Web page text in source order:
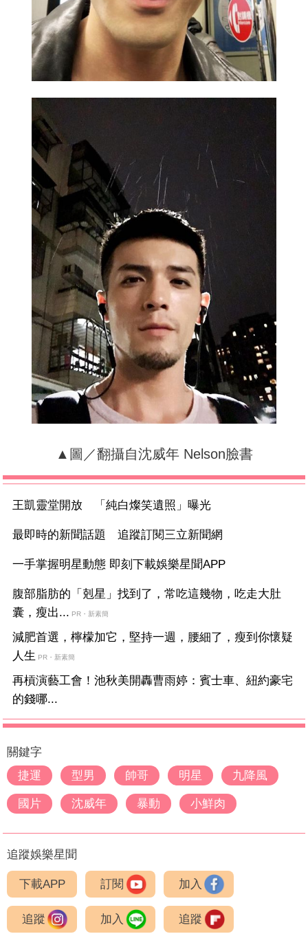
▲圖／翻攝自沈威年 Nelson臉書
王凱靈堂開放 「純白燦笑遺照」曝光
最即時的新聞話題 追蹤訂閱三立新聞網
一手掌握明星動態 即刻下載娛樂星聞APP
腹部脂肪的「剋星」找到了，常吃這幾物，吃走大肚
囊，瘦出... PR・新素簡
減肥首選，檸檬加它，堅持一週，腰細了，瘦到你懷疑
人生 PR・新素簡
再槓演藝工會！池秋美開轟曹雨婷：賓士車、紐約豪宅
的錢哪...
關鍵字
捷運
型男 帥哥 明星 九降風
國片 沈威年 暴動 小鮮肉
追蹤娛樂星聞
下載APP 訂閱 加入
追蹤 加入 追蹤